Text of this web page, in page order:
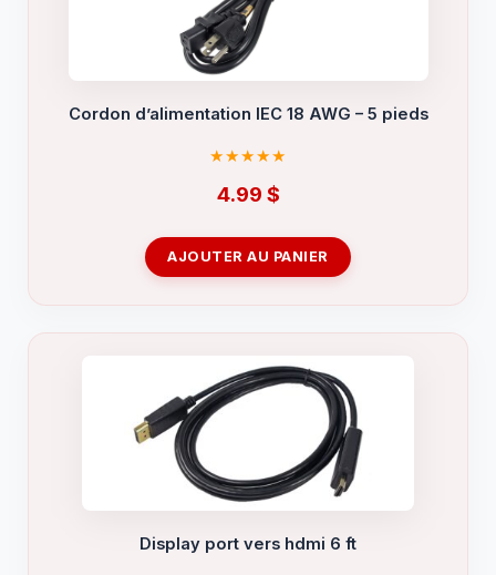
Cordon d’alimentation IEC 18 AWG – 5 pieds
4.99 $
AJOUTER AU PANIER
Display port vers hdmi 6 ft